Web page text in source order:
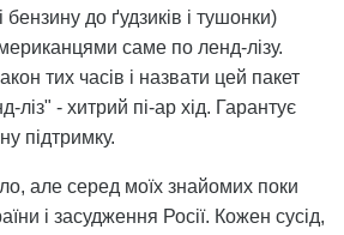
бензину до ґудзиків і тушонки)
саме по ленд-лізу.
тих часів і назвати цей пакет
ліз" - хитрий пі-ар хід. Гарантує
підтримку.
але серед моїх знайомих поки
і засудження Росії. Кожен сусід,